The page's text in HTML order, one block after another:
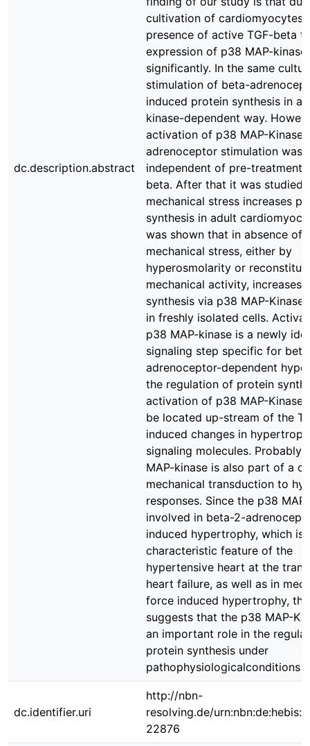
dc.description.abstract
cultivation of cardiomyocytes
presence of active TGF-beta
expression of p38 MAP-kinase
significantly. In the same
stimulation of beta-
induced protein synthesis in a
kinase-dependent way.
activation of p38 MAP-Kinase
adrenoceptor stimulation was
independent of pre-treatment
beta. After that it was studied
mechanical stress increases
synthesis in adult
was shown that in absence of
mechanical stress, either by
hyperosmolarity or
mechanical activity, increases
synthesis via p38 MAP-Kinase
in freshly isolated cells.
p38 MAP-kinase is a newly
signaling step specific for
adrenoceptor-dependent
the regulation of protein
activation of p38 MAP-Kinase
be located up-stream of the
induced changes in
signaling molecules. Probably
MAP-kinase is also part of a
mechanical transduction to
responses. Since the p38
involved in beta-2-
induced hypertrophy, which is
characteristic feature of the
hypertensive heart at the
heart failure, as well as in
force induced hypertrophy,
suggests that the p38 MAP-
an important role in the
protein synthesis under
pathophysiologicalconditions
dc.identifier.uri
http://nbn-
resolving.de/
22876